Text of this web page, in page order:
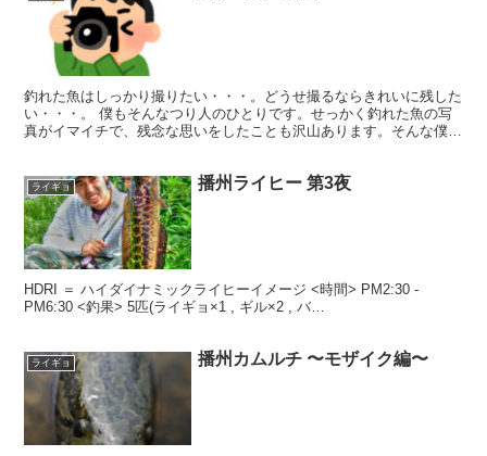
釣れた魚はしっかり撮りたい・・・。どうせ撮るならきれいに残した
い・・・。 僕もそんなつり人のひとりです。せっかく釣れた魚の写
真がイマイチで、残念な思いをしたことも沢山あります。そんな僕の
ライギョ 播州ライヒー 第3夜
HDRI ＝ ハイダイナミックライヒーイメージ <時間> PM2:30 -
PM6:30 <釣果> 5匹(ライギョ×1 , ギル×2 , バ…
ライギョ 播州カムルチ 〜モザイク編〜